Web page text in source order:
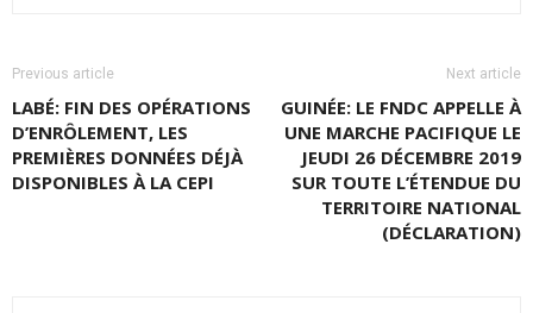
Previous article
LABÉ: FIN DES OPÉRATIONS
D’ENRÔLEMENT, LES
PREMIÈRES DONNÉES DÉJÀ
DISPONIBLES À LA CEPI
Next article
GUINÉE: LE FNDC APPELLE À
UNE MARCHE PACIFIQUE LE
JEUDI 26 DÉCEMBRE 2019
SUR TOUTE L’ÉTENDUE DU
TERRITOIRE NATIONAL
(DÉCLARATION)